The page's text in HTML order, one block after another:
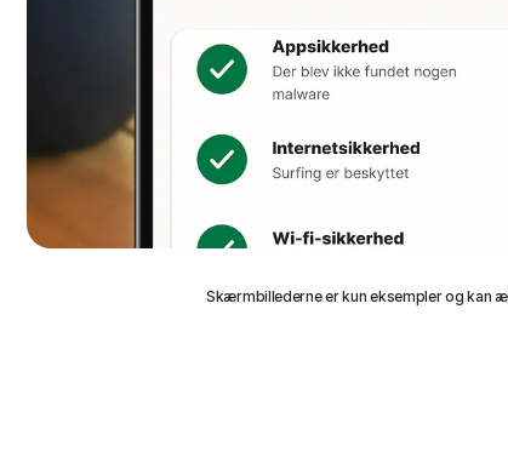
Skærmbillederne er kun eksempler og kan